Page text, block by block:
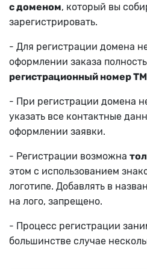
с доменом, который вы
зарегистрировать.
- Для регистрации домена
оформлении заказа
регистрационный номер ТМ
- При регистрации домена
указать все контактные
оформлении заявки.
- Регистрации возможна
этом с использованием
логотипе. Добавлять в
на лого, запрещено.
- Процесс регистрации
большинстве случае